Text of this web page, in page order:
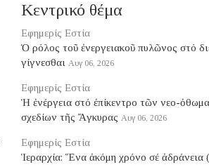
Κεντρικό θέμα
Εφημερίς Εστία
Ὁ ρόλος τοῦ ἐνεργειακοῦ πυλῶνος στό
γίγνεσθαι Αυγ 06, 2026
Εφημερίς Εστία
Ἡ ἐνέργεια στό ἐπίκεντρο τῶν νεο-
σχεδίων τῆς Ἄγκυρας Αυγ 06, 2026
Εφημερίς Εστία
Ἱεραρχία: Ἕνα ἀκόμη χρόνο σέ ἀδράνεια